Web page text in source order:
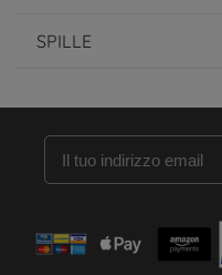
SPILLE